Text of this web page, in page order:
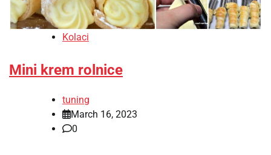
Kolaci
Mini krem rolnice
tuning
March 16, 2023
0